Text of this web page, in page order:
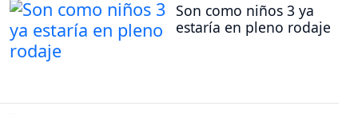
Son como niños 3 ya
estaría en pleno rodaje